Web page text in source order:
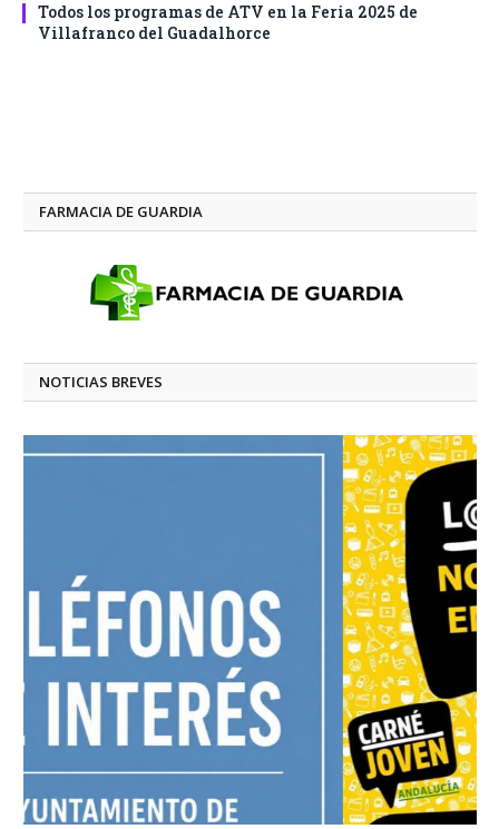
Todos los programas de ATV en la Feria 2025 de
Villafranco del Guadalhorce
FARMACIA DE GUARDIA
NOTICIAS BREVES